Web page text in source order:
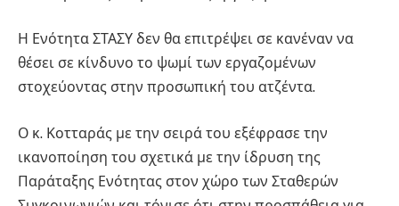
Η Ενότητα ΣΤΑΣΥ δεν θα επιτρέψει σε κανέναν να
θέσει σε κίνδυνο το ψωμί των εργαζομένων
στοχεύοντας στην προσωπική του ατζέντα.
Ο κ. Κοτταράς με την σειρά του εξέφρασε την
ικανοποίηση του σχετικά με την ίδρυση της
Παράταξης Ενότητας στον χώρο των Σταθερών